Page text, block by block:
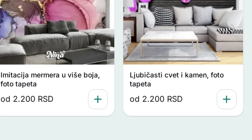
Imitacija mermera u više boja,
foto tapeta
od 2.200 RSD
Ljubičasti cvet i kamen, foto
tapeta
od 2.200 RSD